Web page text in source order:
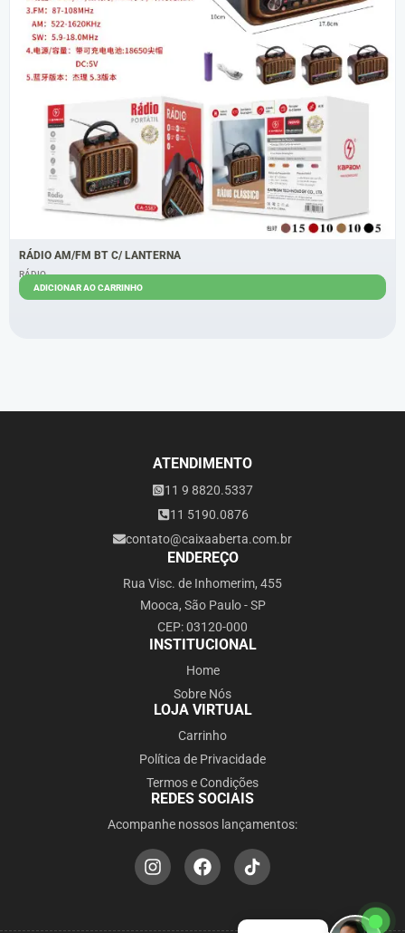
RÁDIO AM/FM BT C/ LANTERNA
RÁDIO
ADICIONAR AO CARRINHO
ATENDIMENTO
11 9 8820.5337
11 5190.0876
contato@caixaaberta.com.br
ENDEREÇO
Rua Visc. de Inhomerim, 455
Mooca, São Paulo - SP
CEP: 03120-000
INSTITUCIONAL
Home
Sobre Nós
LOJA VIRTUAL
Carrinho
Política de Privacidade
Termos e Condições
REDES SOCIAIS
Acompanhe nossos lançamentos: